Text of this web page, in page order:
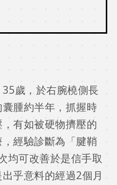
a
t
p
p
a
W
i
b
o
歲，於右腕橈側長
腫約半年，抓握時
有如被硬物擠壓的
經驗診斷為「腱鞘
均可改善於是信手取
乎意料的經過2個月